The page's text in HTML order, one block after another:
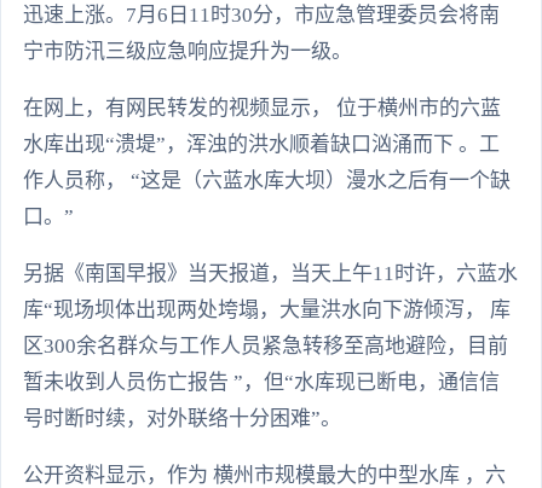
迅速上涨。7月6日11时30分，市应急管理委员会将南
宁市防汛三级应急响应提升为一级。
在网上，有网民转发的视频显示， 位于横州市的六蓝
水库出现“溃堤”，浑浊的洪水顺着缺口汹涌而下 。工
作人员称， “这是（六蓝水库大坝）漫水之后有一个缺
口。”
另据《南国早报》当天报道，当天上午11时许，六蓝水
库“现场坝体出现两处垮塌，大量洪水向下游倾泻， 库
区300余名群众与工作人员紧急转移至高地避险，目前
暂未收到人员伤亡报告 ”，但“水库现已断电，通信信
号时断时续，对外联络十分困难”。
公开资料显示，作为 横州市规模最大的中型水库 ，六